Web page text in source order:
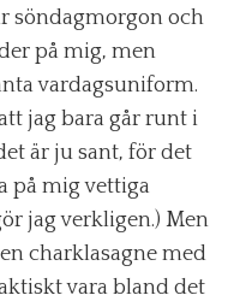
söndagmorgon och
på mig, men
vardagsuniform.
jag bara går runt i
är ju sant, för det
på mig vettiga
jag verkligen.) Men
charklasagne med
vara bland det